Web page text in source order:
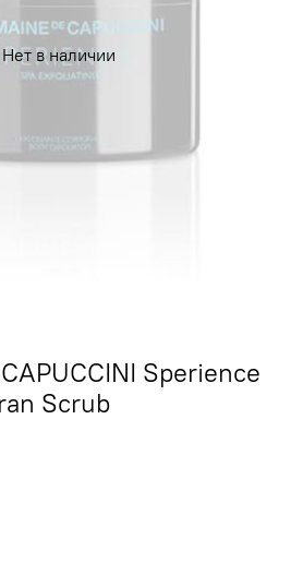
Нет в наличии
Sperience
Scrub